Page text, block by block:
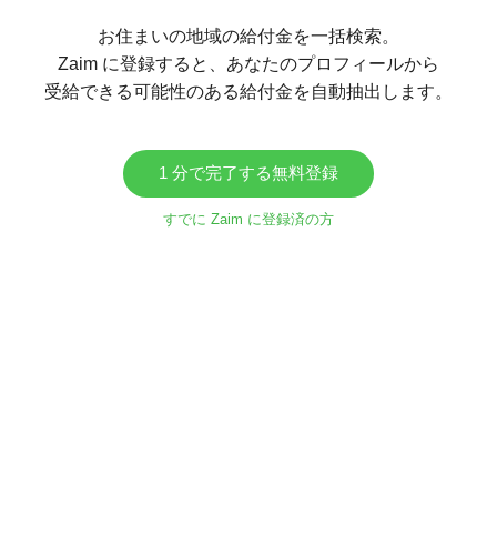
お住まいの地域の給付金を一括検索。
Zaim に登録すると、あなたのプロフィールから
受給できる可能性のある給付金を自動抽出します。
1 分で完了する無料登録
すでに Zaim に登録済の方